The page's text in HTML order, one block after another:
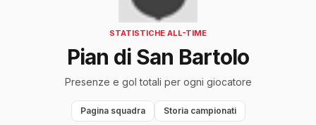
STATISTICHE ALL-TIME
Pian di San Bartolo
Presenze e gol totali per ogni giocatore
Pagina squadra Storia campionati